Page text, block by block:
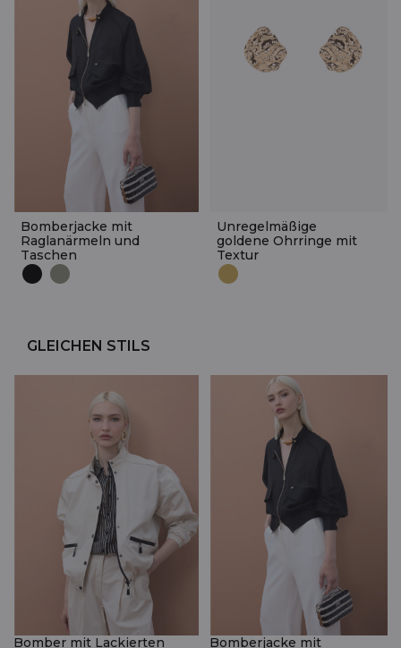
Bomberjacke mit
Raglanärmeln und
Taschen
Unregelmäßige
goldene Ohrringe mit
Textur
GLEICHEN STILS
Bomber mit Lackierten Bomberjacke mit